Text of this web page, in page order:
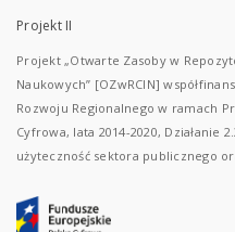
Projekt II
Projekt „Otwarte Zasoby w
Naukowych” [OZwRCIN]
Rozwoju Regionalnego w ramach
Cyfrowa, lata 2014-2020, Działanie
użyteczność sektora publicznego